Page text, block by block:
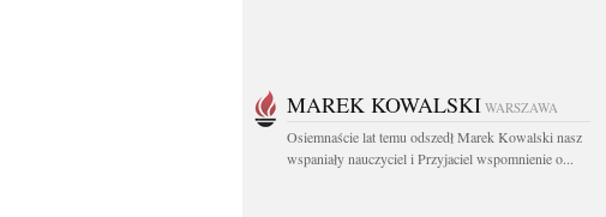
MAREK KOWALSKI WARSZAWA
Osiemnaście lat temu odszedł Marek Kowalski nasz
wspaniały nauczyciel i Przyjaciel wspomnienie o...